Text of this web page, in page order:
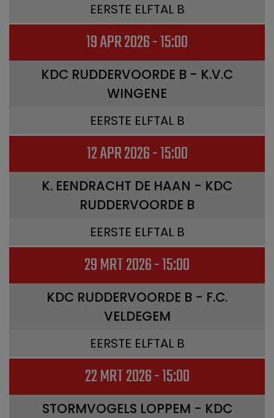
EERSTE ELFTAL B
19 APR 2026 - 15:00
KDC RUDDERVOORDE B - K.V.C
WINGENE
EERSTE ELFTAL B
12 APR 2026 - 15:00
K. EENDRACHT DE HAAN - KDC
RUDDERVOORDE B
EERSTE ELFTAL B
29 MRT 2026 - 15:00
KDC RUDDERVOORDE B - F.C.
VELDEGEM
EERSTE ELFTAL B
22 MRT 2026 - 15:00
STORMVOGELS LOPPEM - KDC